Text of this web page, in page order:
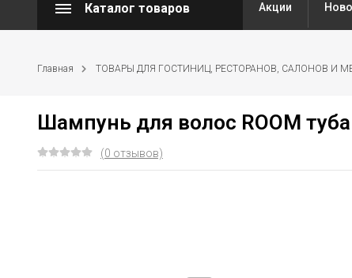
Каталог товаров Акции
Главная ТОВАРЫ ДЛЯ ГОСТИНИЦ, РЕСТОРАНОВ, САЛОНОВ И
Шампунь для волос ROOM
(0 отзывов)